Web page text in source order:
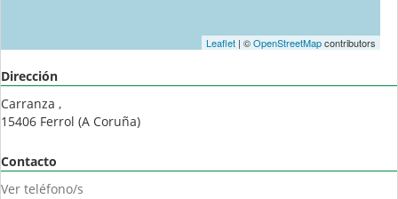
Leaflet| ©OpenStreetMapcontributors
Dirección
Carranza ,
15406 Ferrol (A Coruña)
Contacto
Ver teléfono/s